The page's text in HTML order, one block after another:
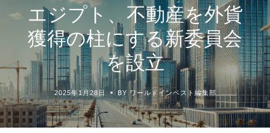
エジプト、不動産を外貨
獲得の柱にする新委員会
を設立
2025年1月28日 BY ワールドインベスト編集部